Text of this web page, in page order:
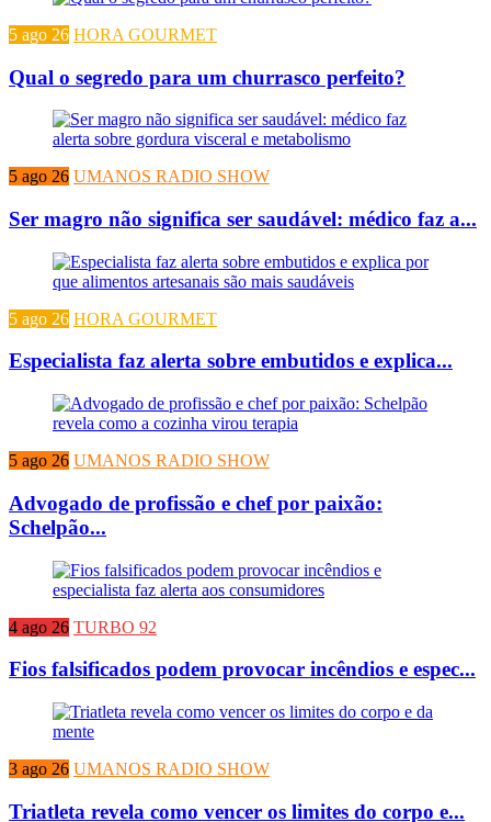
5 ago 26 HORA GOURMET
Qual o segredo para um churrasco perfeito?
5 ago 26 UMANOS RADIO SHOW
Ser magro não significa ser saudável: médico faz a...
5 ago 26 HORA GOURMET
Especialista faz alerta sobre embutidos e explica...
5 ago 26 UMANOS RADIO SHOW
Advogado de profissão e chef por paixão:
Schelpão...
4 ago 26 TURBO 92
Fios falsificados podem provocar incêndios e espec...
3 ago 26 UMANOS RADIO SHOW
Triatleta revela como vencer os limites do corpo e...